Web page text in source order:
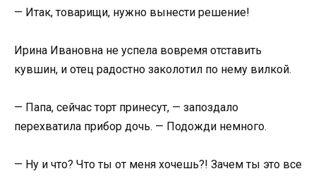
— Итак, товарищи, нужно вынести решение!
Ирина Ивановна не успела вовремя отставить
кувшин, и отец радостно заколотил по нему вилкой.
— Папа, сейчас торт принесут, — запоздало
перехватила прибор дочь. — Подожди немного.
— Ну и что? Что ты от меня хочешь?! Зачем ты это все